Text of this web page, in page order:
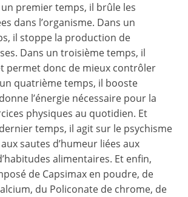
premier temps, il brûle les
dans l’organisme. Dans un
il stoppe la production de
Dans un troisième temps, il
permet donc de mieux contrôler
quatrième temps, il booste
l’énergie nécessaire pour la
physiques au quotidien. Et
temps, il agit sur le psychisme
sautes d’humeur liées aux
alimentaires. Et enfin,
de Capsimax en poudre, de
du Policonate de chrome, de